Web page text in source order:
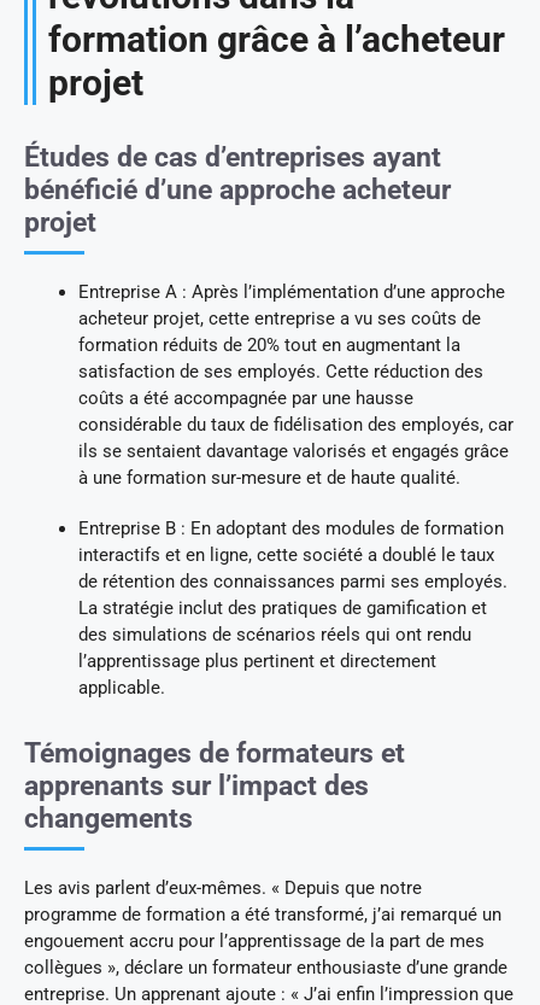
formation grâce à l’acheteur
projet
Études de cas d’entreprises ayant
bénéficié d’une approche acheteur
projet
Entreprise A : Après l’implémentation d’une approche
acheteur projet, cette entreprise a vu ses coûts de
formation réduits de 20% tout en augmentant la
satisfaction de ses employés. Cette réduction des
coûts a été accompagnée par une hausse
considérable du taux de fidélisation des employés, car
ils se sentaient davantage valorisés et engagés grâce
à une formation sur-mesure et de haute qualité.
Entreprise B : En adoptant des modules de formation
interactifs et en ligne, cette société a doublé le taux
de rétention des connaissances parmi ses employés.
La stratégie inclut des pratiques de gamification et
des simulations de scénarios réels qui ont rendu
l’apprentissage plus pertinent et directement
applicable.
Témoignages de formateurs et
apprenants sur l’impact des
changements
Les avis parlent d’eux-mêmes. « Depuis que notre
programme de formation a été transformé, j’ai remarqué un
engouement accru pour l’apprentissage de la part de mes
collègues », déclare un formateur enthousiaste d’une grande
entreprise. Un apprenant ajoute : « J’ai enfin l’impression que